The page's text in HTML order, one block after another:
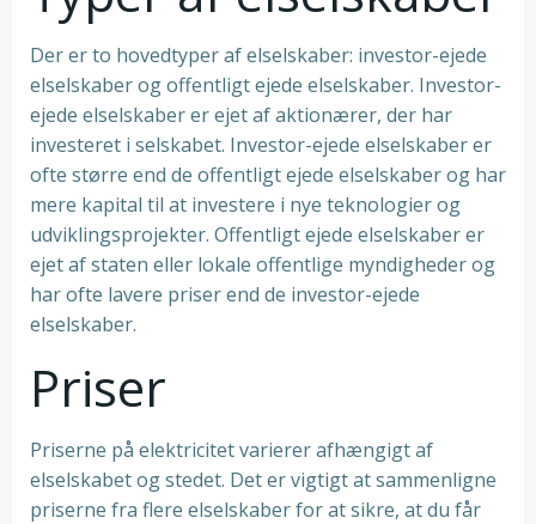
Der er to hovedtyper af elselskaber: investor-ejede
elselskaber og offentligt ejede elselskaber. Investor-
ejede elselskaber er ejet af aktionærer, der har
investeret i selskabet. Investor-ejede elselskaber er
ofte større end de offentligt ejede elselskaber og har
mere kapital til at investere i nye teknologier og
udviklingsprojekter. Offentligt ejede elselskaber er
ejet af staten eller lokale offentlige myndigheder og
har ofte lavere priser end de investor-ejede
elselskaber.
Priser
Priserne på elektricitet varierer afhængigt af
elselskabet og stedet. Det er vigtigt at sammenligne
priserne fra flere elselskaber for at sikre, at du får